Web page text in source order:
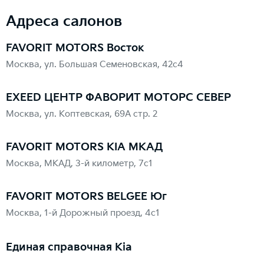
Адреса салонов
FAVORIT MOTORS Восток
Москва, ул. Большая Семеновская, 42с4
EXEED ЦЕНТР ФАВОРИТ МОТОРС СЕВЕР
Москва, ул. Коптевская, 69А стр. 2
FAVORIT MOTORS KIA МКАД
Москва, МКАД, 3-й километр, 7с1
FAVORIT MOTORS BELGEE Юг
Москва, 1-й Дорожный проезд, 4с1
Единая справочная Kia